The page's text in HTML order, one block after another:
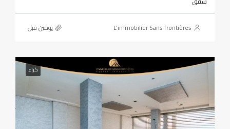
L'immobilier Sans frontières ‏يومين قبل
كراء